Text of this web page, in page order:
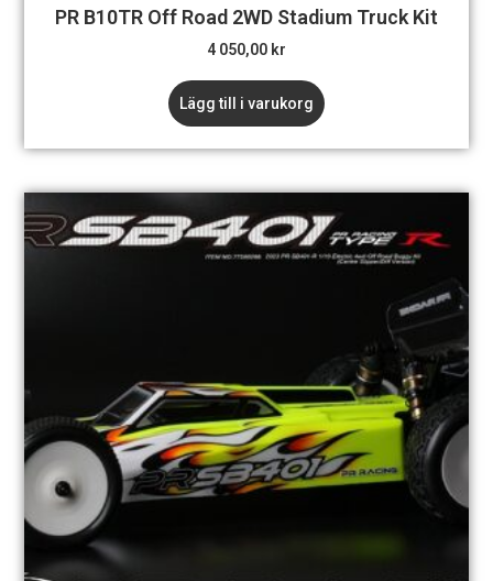
PR B10TR Off Road 2WD Stadium Truck Kit
4 050,00 kr
Lägg till i varukorg